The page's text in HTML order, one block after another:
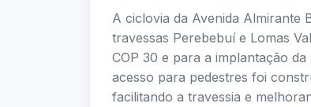
A ciclovia da Avenida
travessas Perebebuí e Lomas
COP 30 e para a implantação
acesso para pedestres foi
facilitando a travessia e